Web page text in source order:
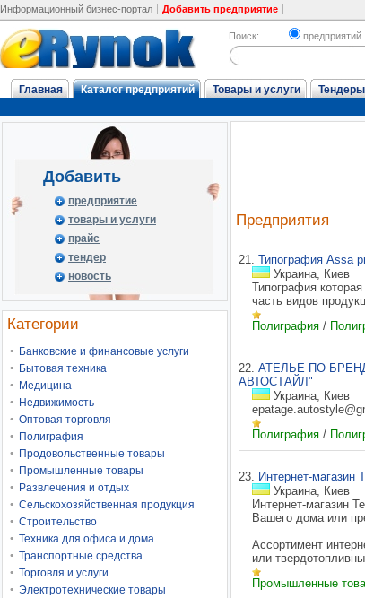
Информационный бизнес-портал Добавить предприятие
Поиск: предприятий
Главная Каталог предприятий Товары и услуги Тендеры
Добавить
предприятие
товары и услуги
прайс
тендер
новость
Категории
Банковские и финансовые услуги
Бытовая техника
Медицина
Недвижимость
Оптовая торговля
Полиграфия
Продовольственные товары
Промышленные товары
Развлечения и отдых
Сельскохозяйственная продукция
Строительство
Техника для офиса и дома
Транспортные средства
Торговля и услуги
Электротехнические товары
Предприятия
21. Типография Assa
Украина, Киев
Типография
часть видов
Полиграфия /
22. АТЕЛЬЕ ПО
АВТОСТАЙЛ"
Украина, Киев
Полиграфия /
23. Интернет-магазин
Украина, Киев
Интернет-магазин
Вашего дома или
Ассортимент
или
Промышленные